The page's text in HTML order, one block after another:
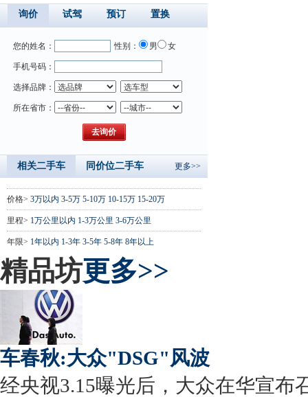
询价 试驾 预订 置换
您的姓名： 性别： 男 女
手机号码：
选择品牌：
所在省市：
相关二手车 同价位二手车 更多>>
价格> 3万以内 3-5万 5-10万 10-15万 15-20万
里程> 1万公里以内 1-3万公里 3-6万公里
年限> 1年以内 1-3年 3-5年 5-8年 8年以上
精品坊更多>>
车春秋:大众"DSG"风波
经央视3.15曝光后，大众在华宣布